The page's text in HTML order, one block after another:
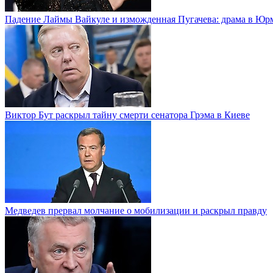
Падение Лаймы Вайкуле и изможденная Пугачева: драма в
Виктор Бут раскрыл тайну смерти сенатора Грэма в Киеве
Медведев прервал молчание о мобилизации и раскрыл правду